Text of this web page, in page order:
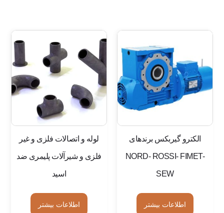
الکترو گیربکس برندهای
NORD- ROSSI- FIMET-
SEW
اطلاعات بیشتر
لوله و اتصالات فلزی و غیر
فلزی و شیرآلات پلیمری ضد
اسید
اطلاعات بیشتر